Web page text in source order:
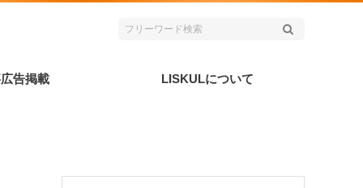
告掲載 LISKULについて